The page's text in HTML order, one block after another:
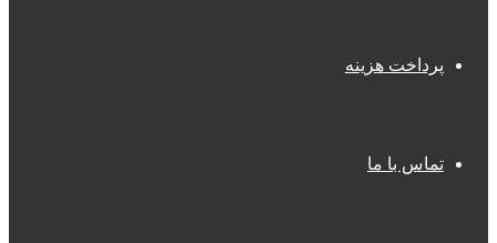
پرداخت هزینه
تماس با ما